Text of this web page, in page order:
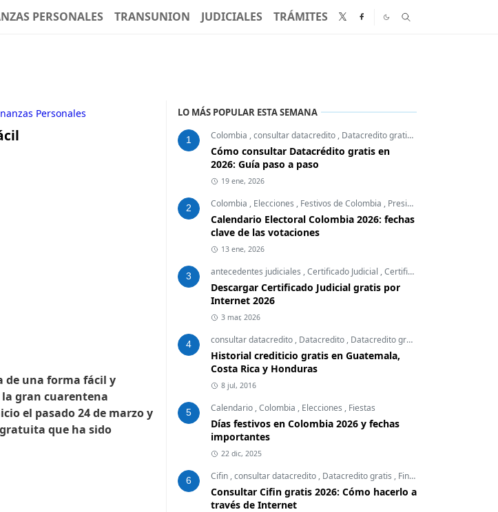
PERSONALES TRANSUNION JUDICIALES TRÁMITES
Personales
de una forma fácil y
gran cuarentena
el pasado 24 de marzo y
que ha sido
LO MÁS POPULAR ESTA SEMANA
1 Colombia ,consultar datacredito , Datacredito gratis
Cómo consultar Datacrédito gratis en
2026: Guía paso a paso
19 ene, 2026
2 Colombia , Elecciones , Festivos de Colombia , Presidente
Calendario Electoral Colombia 2026: fechas
clave de las votaciones
13 ene, 2026
3 antecedentes judiciales ,Certificado Judicial ,Certificados Colombia
Descargar Certificado Judicial gratis por
Internet 2026
3 mar, 2026
4 consultar datacredito , Datacredito , Datacredito gratis
Historial crediticio gratis en Guatemala,
Costa Rica y Honduras
8 jul, 2016
5 Calendario ,Colombia , Elecciones , Fiestas
Días festivos en Colombia 2026 y fechas
importantes
22 dic, 2025
6 Cifin ,consultar datacredito , Datacredito gratis , Finanzas Personales
Consultar Cifin gratis 2026: Cómo hacerlo a
través de Internet